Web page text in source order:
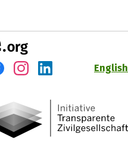
English